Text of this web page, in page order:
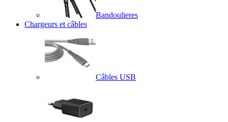
Bandoulieres
Chargeurs et câbles
Câbles USB